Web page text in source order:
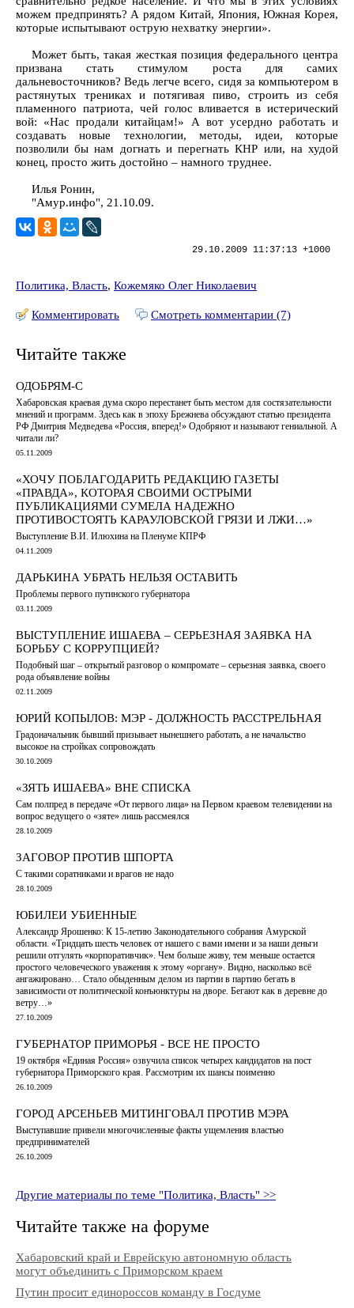
можем предпринять? А рядом Китай, Япония, Южная Корея,
которые испытывают острую нехватку энергии».
Может быть, такая жесткая позиция федерального центра
призвана стать стимулом роста для самих
дальневосточников? Ведь легче всего, сидя за компьютером в
растянутых трениках и потягивая пиво, строить из себя
пламенного патриота, чей голос вливается в истерический
вой: «Нас продали китайцам!» А вот усердно работать и
создавать новые технологии, методы, идеи, которые
позволили бы нам догнать и перегнать КНР или, на худой
конец, просто жить достойно – намного труднее.
Илья Ронин,
"Амур.инфо", 21.10.09.
29.10.2009 11:37:13 +1000
Политика, Власть, Кожемяко Олег Николаевич
Комментировать Смотреть комментарии (7)
Читайте также
ОДОБРЯМ-С
Хабаровская краевая дума скоро перестанет быть местом для состязательности
мнений и программ. Здесь как в эпоху Брежнева обсуждают статью президента
РФ Дмитрия Медведева «Россия, вперед!» Одобряют и называют гениальной. А
читали ли?
05.11.2009
«ХОЧУ ПОБЛАГОДАРИТЬ РЕДАКЦИЮ ГАЗЕТЫ
«ПРАВДА», КОТОРАЯ СВОИМИ ОСТРЫМИ
ПУБЛИКАЦИЯМИ СУМЕЛА НАДЕЖНО
ПРОТИВОСТОЯТЬ КАРАУЛОВСКОЙ ГРЯЗИ И ЛЖИ…»
Выступление В.И. Илюхина на Пленуме КПРФ
04.11.2009
ДАРЬКИНА УБРАТЬ НЕЛЬЗЯ ОСТАВИТЬ
Проблемы первого путинского губернатора
03.11.2009
ВЫСТУПЛЕНИЕ ИШАЕВА – СЕРЬЕЗНАЯ ЗАЯВКА НА
БОРЬБУ С КОРРУПЦИЕЙ?
Подобный шаг – открытый разговор о компромате – серьезная заявка, своего
рода объявление войны
02.11.2009
ЮРИЙ КОПЫЛОВ: МЭР - ДОЛЖНОСТЬ РАССТРЕЛЬНАЯ
Градоначальник бывший призывает нынешнего работать, а не начальство
высокое на стройках сопровождать
30.10.2009
«ЗЯТЬ ИШАЕВА» ВНЕ СПИСКА
Сам полпред в передаче «От первого лица» на Первом краевом телевидении на
вопрос ведущего о «зяте» лишь рассмеялся
28.10.2009
ЗАГОВОР ПРОТИВ ШПОРТА
С такими соратниками и врагов не надо
28.10.2009
ЮБИЛЕИ УБИЕННЫЕ
Александр Ярошенко: К 15-летию Законодательного собрания Амурской
области. «Тридцать шесть человек от нашего с вами имени и за наши деньги
решили отгулять «корпоративчик». Чем больше живу, тем меньше остается
простого человеческого уважения к этому «органу». Видно, насколько всё
ангажировано… Стало обыденным делом из партии в партию бегать в
зависимости от политической конъюнктуры на дворе. Бегают как в деревне до
ветру…»
27.10.2009
ГУБЕРНАТОР ПРИМОРЬЯ - ВСЕ НЕ ПРОСТО
19 октября «Единая Россия» озвучила список четырех кандидатов на пост
губернатора Приморского края. Рассмотрим их шансы поименно
26.10.2009
ГОРОД АРСЕНЬЕВ МИТИНГОВАЛ ПРОТИВ МЭРА
Выступавшие привели многочисленные факты ущемления властью
предпринимателей
26.10.2009
Другие материалы по теме "Политика, Власть" >>
Читайте также на форуме
Хабаровский край и Еврейскую автономную область
могут объединить с Приморском краем
Путин просит единороссов команду в Госдуме